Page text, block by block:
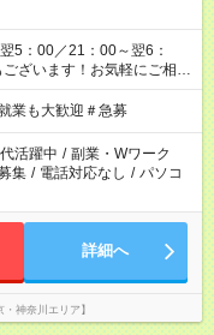
5：00／21：00～翌6：
業も大歓迎＃急募
活躍中 / 副業・Wワーク
集 / 電話対応なし / パソコ
詳細へ
神奈川エリア】